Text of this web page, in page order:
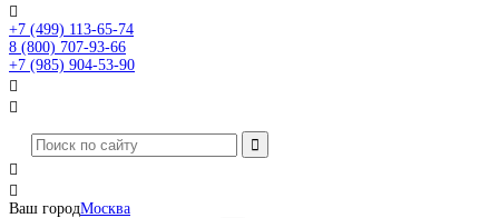

+7 (499) 113-65-74
8 (800) 707-93-66
+7 (985) 904-53-90




Ваш городМосква